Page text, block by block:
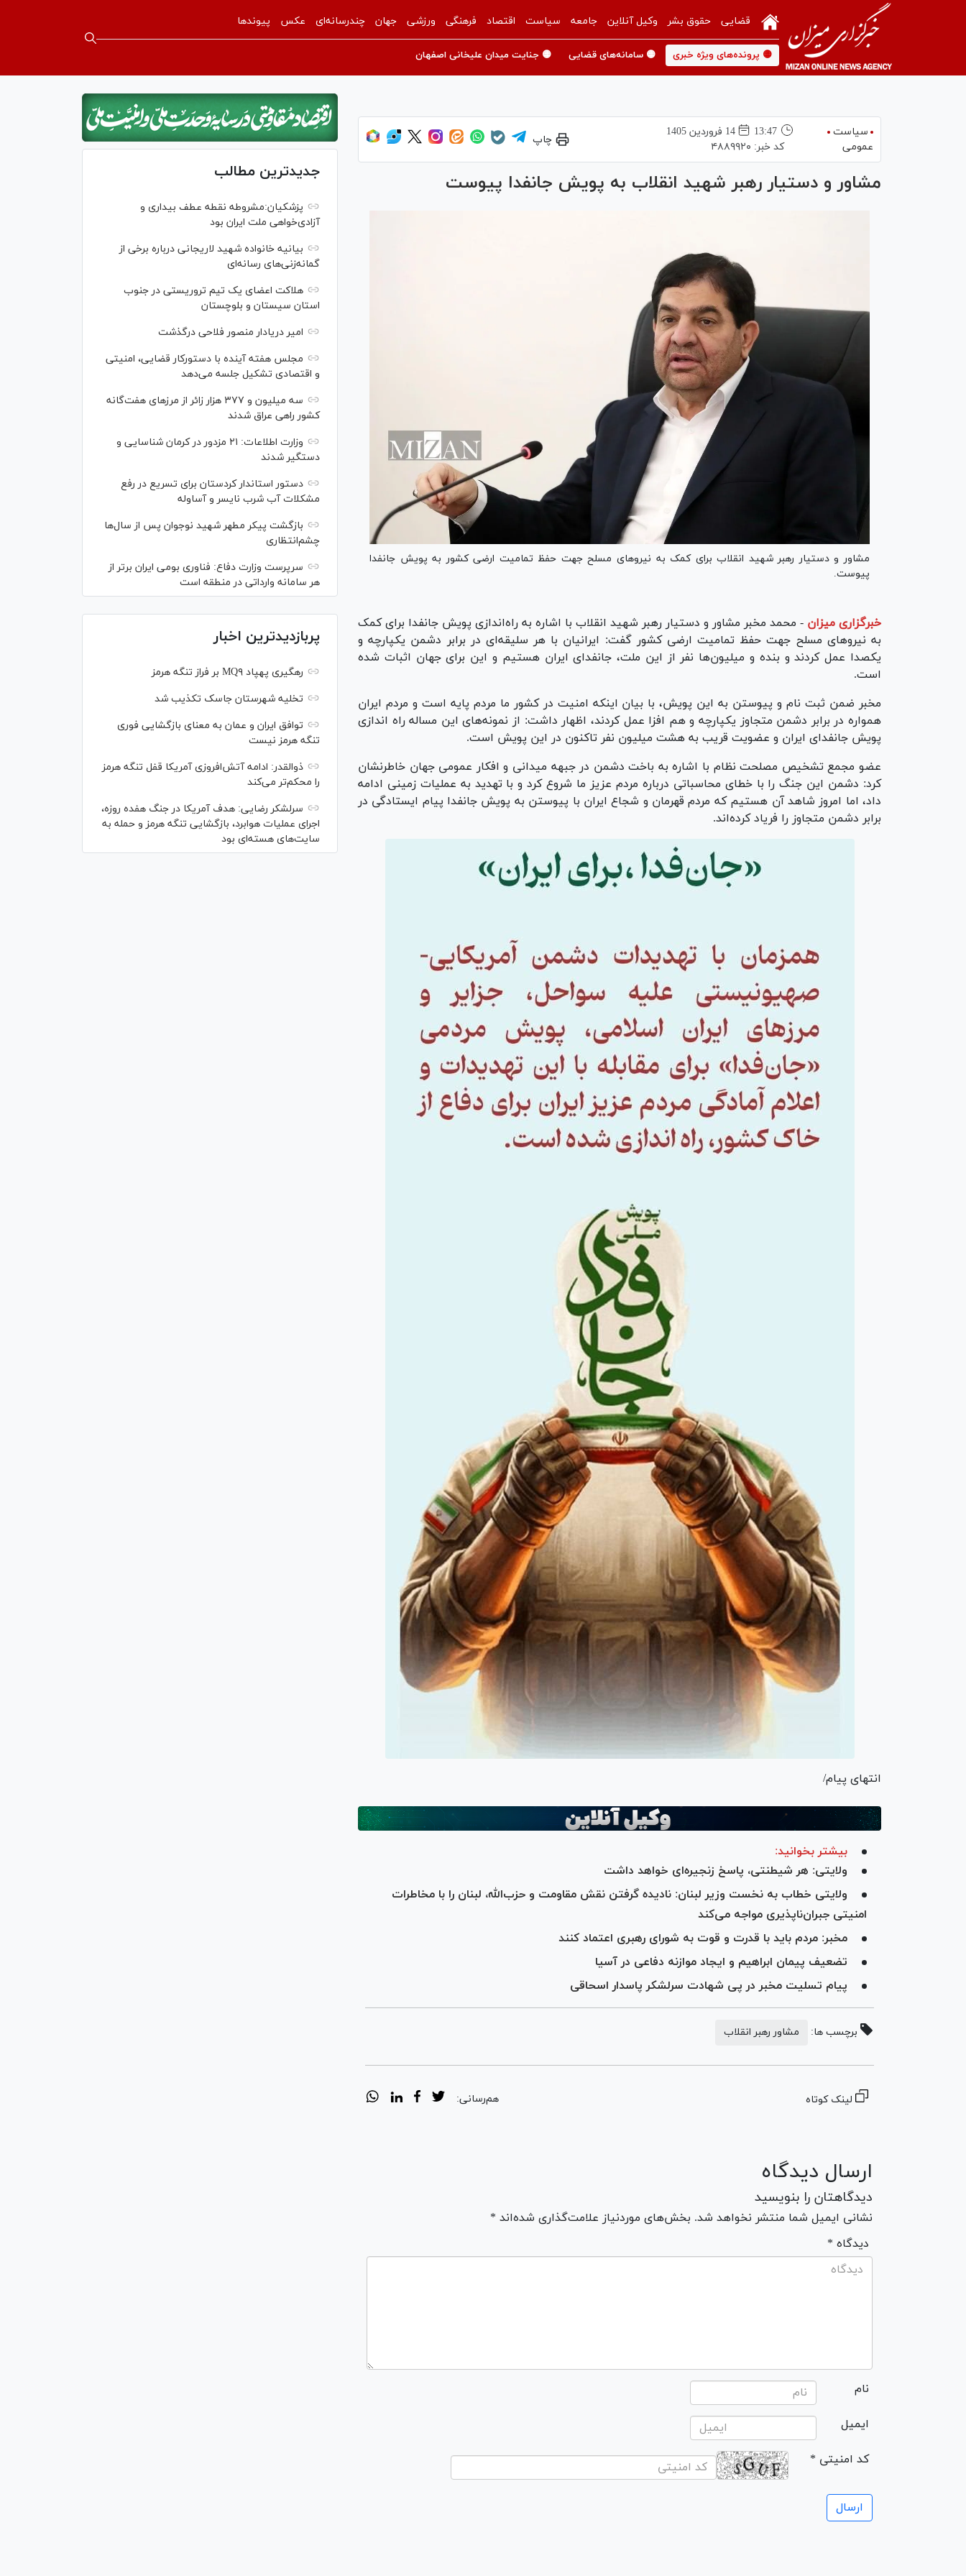
قضایی حقوق بشر وکیل آنلاین جامعه سیاست اقتصاد فرهنگی ورزشی جهان چندرسانه‌ای عکس پیوندها
🟡 پرونده‌های ویژه خبری 🟡 سامانه‌های قضایی 🟡 جنایت میدان علیخانی اصفهان
سیاست
عمومی
13:47
14 فروردين 1405
کد خبر: ۴۸۸۹۹۲۰
چاپ
مشاور و دستیار رهبر شهید انقلاب به پویش جانفدا پیوست
مشاور و دستیار رهبر شهید انقلاب برای کمک به نیرو‌های مسلح جهت حفظ تمامیت ارضی کشور به پویش جانفدا
پیوست.
خبرگزاری میزان - محمد مخبر مشاور و دستیار رهبر شهید انقلاب با اشاره به راه‌اندازی پویش جانفدا برای کمک
به نیرو‌های مسلح جهت حفظ تمامیت ارضی کشور گفت: ایرانیان با هر سلیقه‌ای در برابر دشمن یکپارچه و
یکصدا عمل کردند و بنده و میلیون‌ها نفر از این ملت، جانفدای ایران هستیم و این برای جهان اثبات شده
است.
مخبر ضمن ثبت نام و پیوستن به این پویش، با بیان اینکه امنیت در کشور ما مردم پایه است و مردم ایران
همواره در برابر دشمن متجاوز یکپارچه و هم افزا عمل کردند، اظهار داشت: از نمونه‌های این مساله راه اندازی
پویش جانفدای ایران و عضویت قریب به هشت میلیون نفر تاکنون در این پویش است.
عضو مجمع تشخیص مصلحت نظام با اشاره به باخت دشمن در جبهه میدانی و افکار عمومی جهان خاطرنشان
کرد: دشمن این جنگ را با خطای محاسباتی درباره مردم عزیز ما شروع کرد و با تهدید به عملیات زمینی ادامه
داد، اما امروز شاهد آن هستیم که مردم قهرمان و شجاع ایران با پیوستن به پویش جانفدا پیام ایستادگی در
برابر دشمن متجاوز را فریاد کرده‌اند.
انتهای پیام/
بیشتر بخوانید:
ولایتی: هر شیطنتی، پاسخ زنجیره‌ای خواهد داشت
ولایتی خطاب به نخست وزیر لبنان: نادیده گرفتن نقش مقاومت و ⁧حزب‌الله⁩، لبنان را با مخاطرات
امنیتی جبران‌ناپذیری مواجه می‌کند
مخبر: مردم باید با قدرت و قوت به شورای رهبری اعتماد کنند
تضعیف پیمان ابراهیم و ایجاد موازنه دفاعی در آسیا
پیام تسلیت مخبر در پی شهادت سرلشکر پاسدار اسحاقی
برچسب ها: مشاور رهبر انقلاب
لینک کوتاه هم‌رسانی:
ارسال دیدگاه
دیدگاهتان را بنویسید
نشانی ایمیل شما منتشر نخواهد شد. بخش‌های موردنیاز علامت‌گذاری شده‌اند *
* دیدگاه
نام
ایمیل
* کد امنیتی
جدیدترین مطالب
پزشکیان:مشروطه نقطه عطف بیداری و
آزادی‌خواهی ملت ایران بود
بیانیه خانواده شهید لاریجانی درباره برخی از
گمانه‌زنی‌های رسانه‌ای
هلاکت اعضای یک تیم تروریستی در جنوب
استان سیستان و بلوچستان
امیر دریادار منصور فلاحی درگذشت
مجلس هفته آینده با دستورکار قضایی، امنیتی
و اقتصادی تشکیل جلسه می‌دهد
سه میلیون و ۳۷۷ هزار زائر از مرز‌های هفت‌گانه
کشور راهی عراق شدند
وزارت اطلاعات: ۲۱ مزدور در کرمان شناسایی و
دستگیر شدند
دستور استاندار کردستان برای تسریع در رفع
مشکلات آب شرب نایسر و آساوله
بازگشت پیکر مطهر شهید نوجوان پس از سال‌ها
چشم‌انتظاری
سرپرست وزارت دفاع: فناوری بومی ایران برتر از
هر سامانه وارداتی در منطقه است
پربازدیدترین اخبار
رهگیری پهپاد MQ۹ بر فراز تنگه هرمز
تخلیه شهرستان جاسک تکذیب شد
توافق ایران و عمان به معنای بازگشایی فوری
تنگه هرمز نیست
ذوالقدر: ادامه آتش‌افروزی آمریکا قفل تنگه هرمز
را محکم‌تر می‌کند
سرلشکر رضایی: هدف آمریکا در جنگ هفده روزه،
اجرای عملیات هوابرد، بازگشایی تنگه هرمز و حمله به
سایت‌های هسته‌ای بود